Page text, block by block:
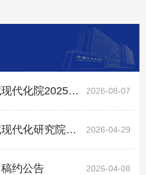
代化院2025年 2026-08-07
代化研究院 2026-04-29
约公告 2026-04-08